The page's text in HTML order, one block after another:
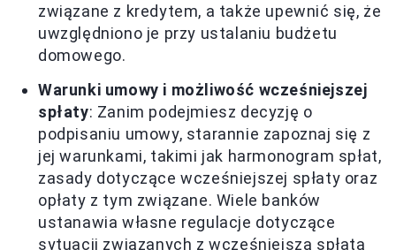
związane z kredytem, a także upewnić się, że
uwzględniono je przy ustalaniu budżetu
domowego.
Warunki umowy i możliwość wcześniejszej
spłaty: Zanim podejmiesz decyzję o
podpisaniu umowy, starannie zapoznaj się z
jej warunkami, takimi jak harmonogram spłat,
zasady dotyczące wcześniejszej spłaty oraz
opłaty z tym związane. Wiele banków
ustanawia własne regulacje dotyczące
sytuacji związanych z wcześniejszą spłatą